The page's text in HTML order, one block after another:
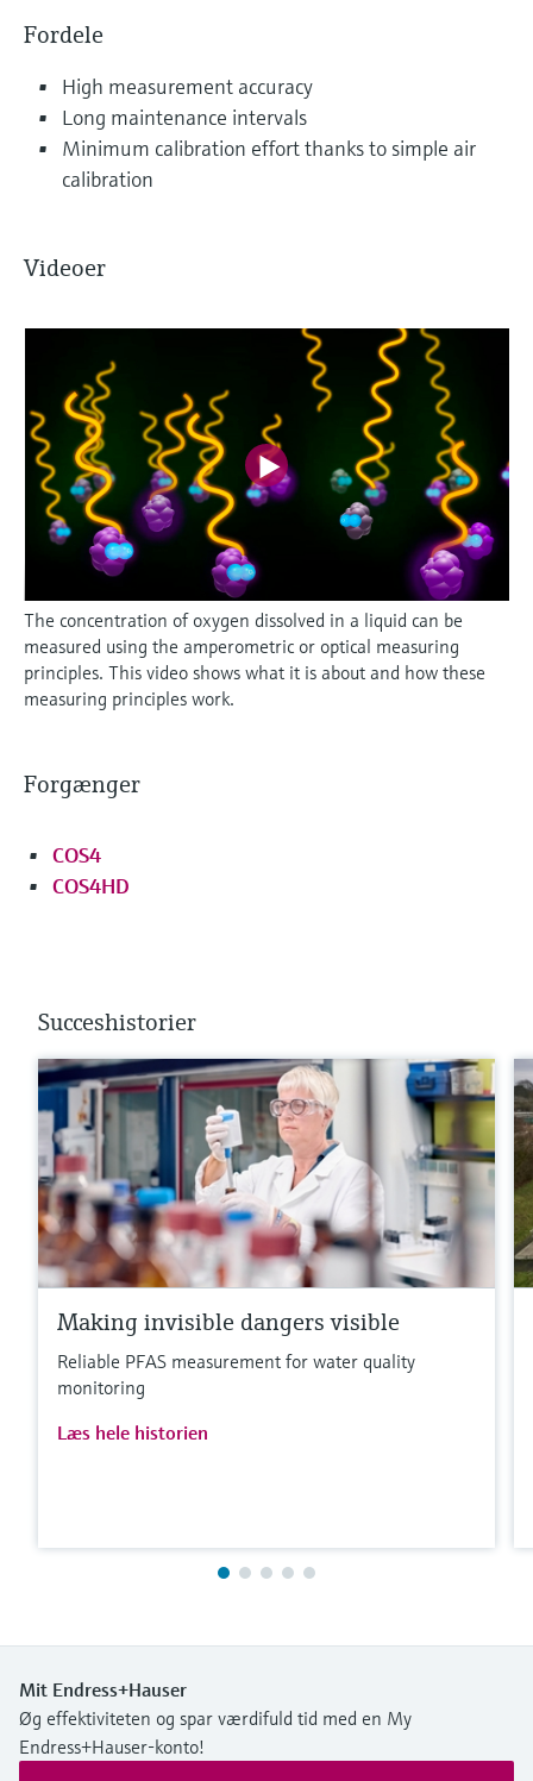
Fordele
High measurement accuracy
Long maintenance intervals
Minimum calibration effort thanks to simple air
calibration
Videoer
The concentration of oxygen dissolved in a liquid can be
measured using the amperometric or optical measuring
principles. This video shows what it is about and how these
measuring principles work.
Forgænger
COS4
COS4HD
Succeshistorier
Making invisible dangers visible
Reliable PFAS measurement for water quality
monitoring
Læs hele historien
Mit Endress+Hauser
Øg effektiviteten og spar værdifuld tid med en My
Endress+Hauser-konto!